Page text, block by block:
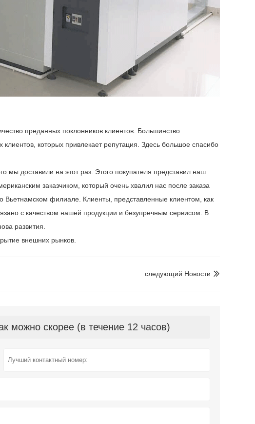
преданных поклонников клиентов. Большинство
которых привлекает репутация. Здесь большое спасибо
мы доставили на этот раз. Этого покупателя представил наш
заказчиком, который очень хвалил нас после заказа
Вьетнамском филиале. Клиенты, представленные клиентом, как
с качеством нашей продукции и безупречным сервисом. В
развития.
внешних рынков.

следующий Hовости
можно скорее (в течение 12 часов)